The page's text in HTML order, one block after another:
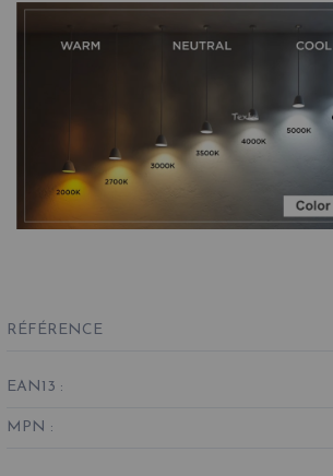
RÉFÉRENCE
EAN13 :
MPN :